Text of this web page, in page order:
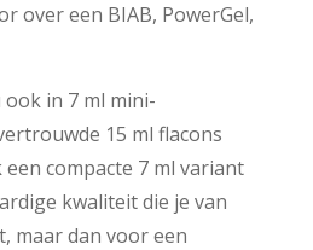
over een BIAB, PowerGel,
in 7 ml mini-
15 ml flacons
compacte 7 ml variant
kwaliteit die je van
maar dan voor een